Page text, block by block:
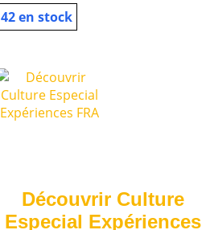
42 en stock
Découvrir Culture
Especial Expériences